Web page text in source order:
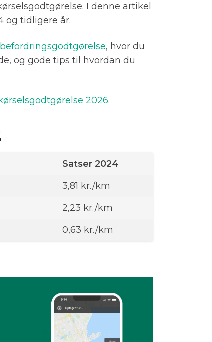
I denne artikel
og tidligere år.
, hvor du
og gode tips til hvordan du
2026.
Satser 2024
3,81 kr./km
2,23 kr./km
0,63 kr./km